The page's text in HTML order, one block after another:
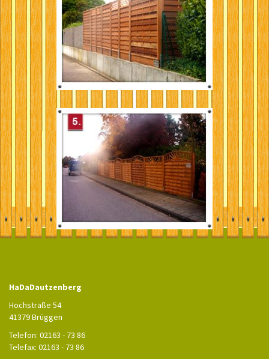
HaDaDautzenberg
Hochstraße 54
41379 Brüggen
Telefon: 02163 - 73 86
Telefax: 02163 - 73 86